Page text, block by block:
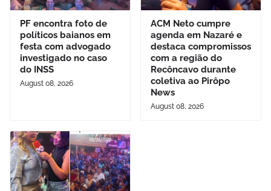
PF encontra foto de
políticos baianos em
festa com advogado
investigado no caso
do INSS
August 08, 2026
ACM Neto cumpre
agenda em Nazaré e
destaca compromissos
com a região do
Recôncavo durante
coletiva ao Pirôpo
News
August 08, 2026